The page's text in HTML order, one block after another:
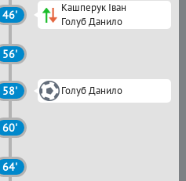
46'
Кашперук Іван
Голуб Данило
56'
58' Голуб Данило
60'
64'